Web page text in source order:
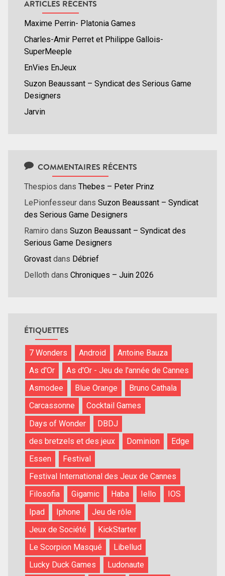
ARTICLES RÉCENTS
Maxime Perrin- Platonia Games
Charles-Amir Perret et Philippe Gallois-
SuperMeeple
EnVies EnJeux
Suzon Beaussant – Syndicat des Serious Game
Designers
Jarvin
COMMENTAIRES RÉCENTS
Thespios dans Thebes – Peter Prinz
LePionfesseur dans Suzon Beaussant – Syndicat
des Serious Game Designers
Ramiro dans Suzon Beaussant – Syndicat des
Serious Game Designers
Grovast dans Débrief
Delloth dans Chroniques – Juin 2026
ÉTIQUETTES
7 Wonders Android
Antoine Bauza
As d'Or
As d'Or - Jeu de l'année de Cannes
Asmodee
Blue Orange
Bruno Cathala
Carcassonne
Cocktail Games
Days of Wonder
DBDJ
des bretzels et des jeux
Dominion
Edge
Essen
Festival
Festival International des Jeux de Cannes
Filosofia
Gigamic Haba Iello
IOS
Ipad
Iphone
Jeu de rôle
Jeux de Société
KickStarter
Le Scorpion Masqué
Libellud
Lucky Duck Games
Ludonaute